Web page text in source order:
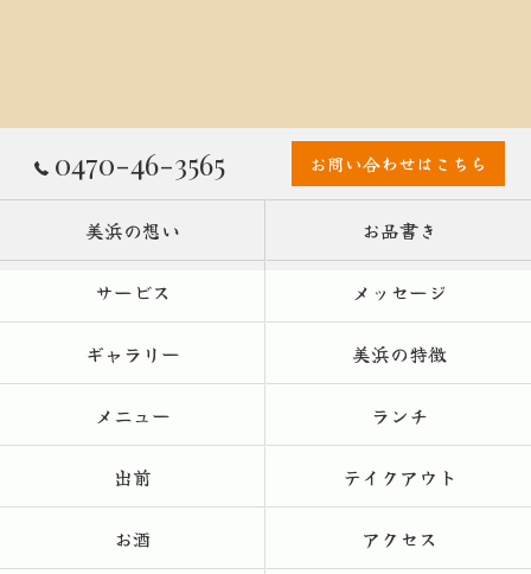
0470-46-3565 お問い合わせはこちら
美浜の想い お品書き
サービス メッセージ
ギャラリー 美浜の特徴
メニュー ランチ
出前 テイクアウト
お酒 アクセス